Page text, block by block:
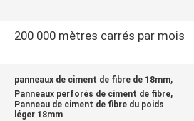
200 000 mètres carrés par mois
panneaux de ciment de fibre de 18mm,
Panneaux perforés de ciment de fibre,
Panneau de ciment de fibre du poids
léger 18mm